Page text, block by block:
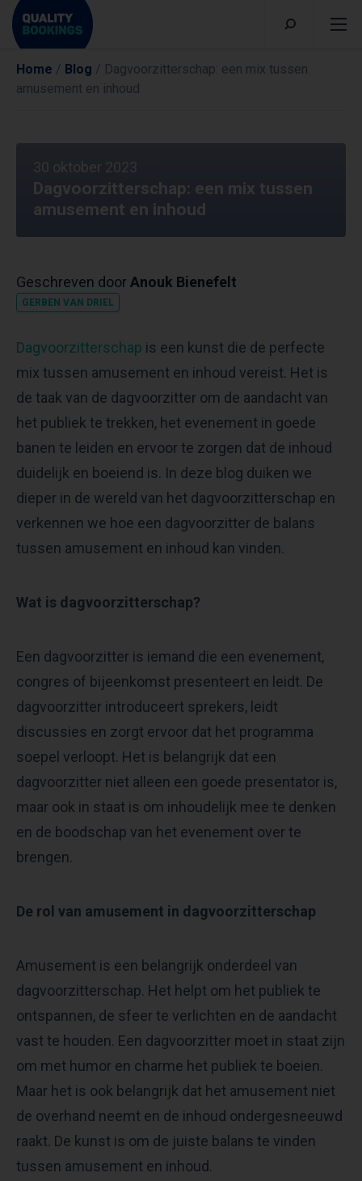
Home / Blog / Dagvoorzitterschap: een mix tussen
amusement en inhoud
30 oktober 2023
Dagvoorzitterschap: een mix tussen
amusement en inhoud
Geschreven door Anouk Bienefelt
GERBEN VAN DRIEL
Dagvoorzitterschap is een kunst die de perfecte
mix tussen amusement en inhoud vereist. Het is
de taak van de dagvoorzitter om de aandacht van
het publiek te trekken, het evenement in goede
banen te leiden en ervoor te zorgen dat de inhoud
duidelijk en boeiend is. In deze blog duiken we
dieper in de wereld van het dagvoorzitterschap en
verkennen we hoe een dagvoorzitter de balans
tussen amusement en inhoud kan vinden.
Wat is dagvoorzitterschap?
Een dagvoorzitter is iemand die een evenement,
congres of bijeenkomst presenteert en leidt. De
dagvoorzitter introduceert sprekers, leidt
discussies en zorgt ervoor dat het programma
soepel verloopt. Het is belangrijk dat een
dagvoorzitter niet alleen een goede presentator is,
maar ook in staat is om inhoudelijk mee te denken
en de boodschap van het evenement over te
brengen.
De rol van amusement in dagvoorzitterschap
Amusement is een belangrijk onderdeel van
dagvoorzitterschap. Het helpt om het publiek te
ontspannen, de sfeer te verlichten en de aandacht
vast te houden. Een dagvoorzitter moet in staat zijn
om met humor en charme het publiek te boeien.
Maar het is ook belangrijk dat het amusement niet
de overhand neemt en de inhoud ondergesneeuwd
raakt. De kunst is om de juiste balans te vinden
tussen amusement en inhoud.